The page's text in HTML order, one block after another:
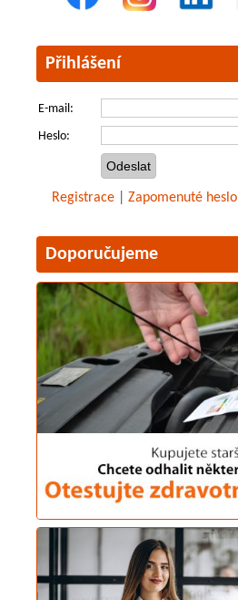
Přihlášení
E-mail:
Heslo:
Registrace Zapomenuté heslo
Doporučujeme